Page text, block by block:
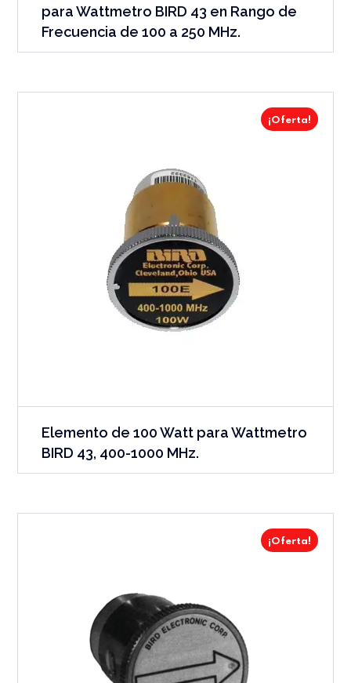
para Wattmetro BIRD 43 en Rango de
Frecuencia de 100 a 250 MHz.
¡Oferta!
Elemento de 100 Watt para Wattmetro
BIRD 43, 400-1000 MHz.
¡Oferta!